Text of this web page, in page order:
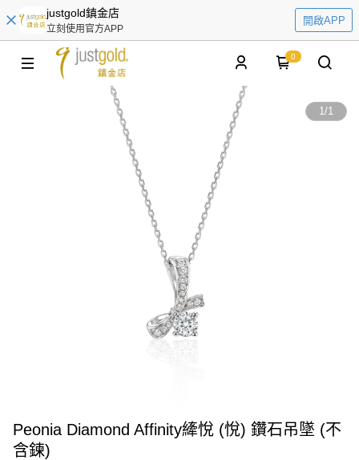
justgold鎮金店
立刻使用官方APP
開啟APP
0
1/1
Peonia Diamond Affinity縴悅 (悅) 鑽石吊墜 (不
含鍊)